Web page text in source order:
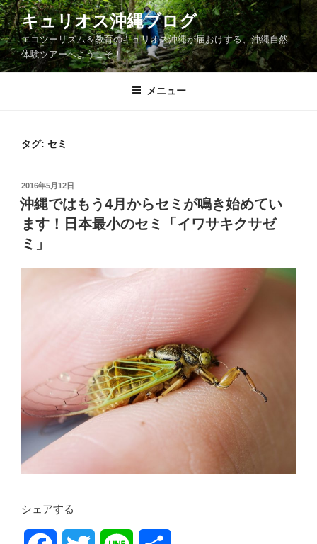
コ
ン
テ
ン
ツ
キュリオス沖縄ブログ
エコツーリズム＆教育のキュリオス沖縄が届おけする、沖縄自然
体験ツアーへようこそ！
メニュー
タグ: セミ
投
稿
日:
2016年5月12日
沖縄ではもう4月からセミが鳴き始めてい
ます！日本最小のセミ「イワサキクサゼ
ミ」
シェアする